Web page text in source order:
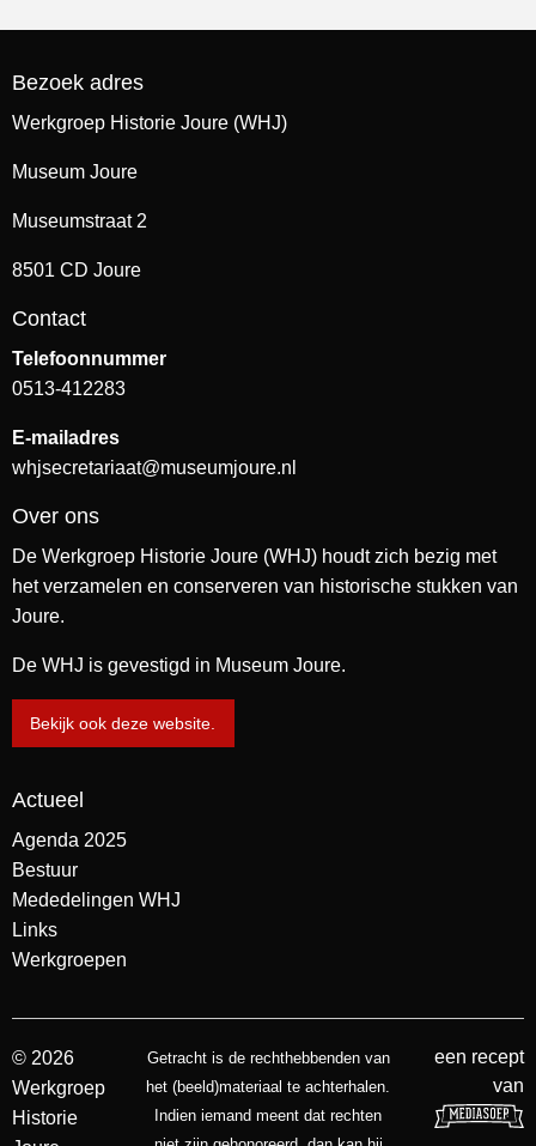
Bezoek adres
Werkgroep Historie Joure (WHJ)
Museum Joure
Museumstraat 2
8501 CD Joure
Contact
Telefoonnummer
0513-412283
E-mailadres
whjsecretariaat@museumjoure.nl
Over ons
De Werkgroep Historie Joure (WHJ) houdt zich bezig met
het verzamelen en conserveren van historische stukken van
Joure.
De WHJ is gevestigd in Museum Joure.
Bekijk ook deze website.
Actueel
Agenda 2025
Bestuur
Mededelingen WHJ
Links
Werkgroepen
© 2026
Werkgroep
Historie
Getracht is de rechthebbenden van
het (beeld)materiaal te achterhalen.
Indien iemand meent dat rechten
een recept
van